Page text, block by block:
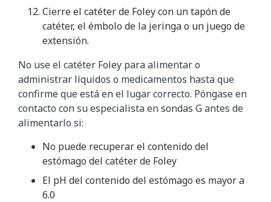
Cierre el catéter de Foley con un tapón de
catéter, el émbolo de la jeringa o un juego de
extensión.
No use el catéter Foley para alimentar o
administrar líquidos o medicamentos hasta que
confirme que está en el lugar correcto. Póngase en
contacto con su especialista en sondas G antes de
alimentarlo si:
No puede recuperar el contenido del
estómago del catéter de Foley
El pH del contenido del estómago es mayor a
6.0